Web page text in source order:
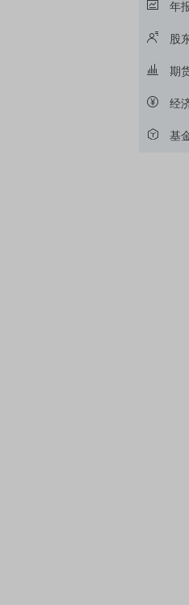
年
股
期
经
基